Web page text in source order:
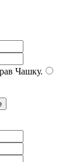
Чашку.